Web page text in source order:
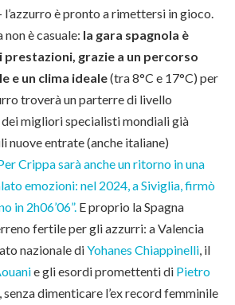
l’azzurro è pronto a rimettersi in gioco.
non è casuale: la gara spagnola è
prestazioni, grazie a un percorso
e un clima ideale(tra 8°C e 17°C) per
troverà un parterre di livello
dei migliori specialisti mondiali già
nuove entrate (anche italiane)
Crippa sarà anche un ritorno in una
emozioni: nel 2024, a Siviglia, firmò
in 2h06’06”. E proprio la Spagna
fertile per gli azzurri: a Valencia
nazionale diYohanes Chiappinelli , il
e gli esordi promettenti di Pietro
, senza dimenticare l’ex record femminile